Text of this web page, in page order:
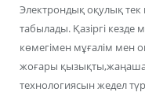
Электрондық оқулық тек
табылады. Қазіргі кезде
көмегімен мұғалім мен
жоғары қызықты,жаңаша
технологиясын жедел